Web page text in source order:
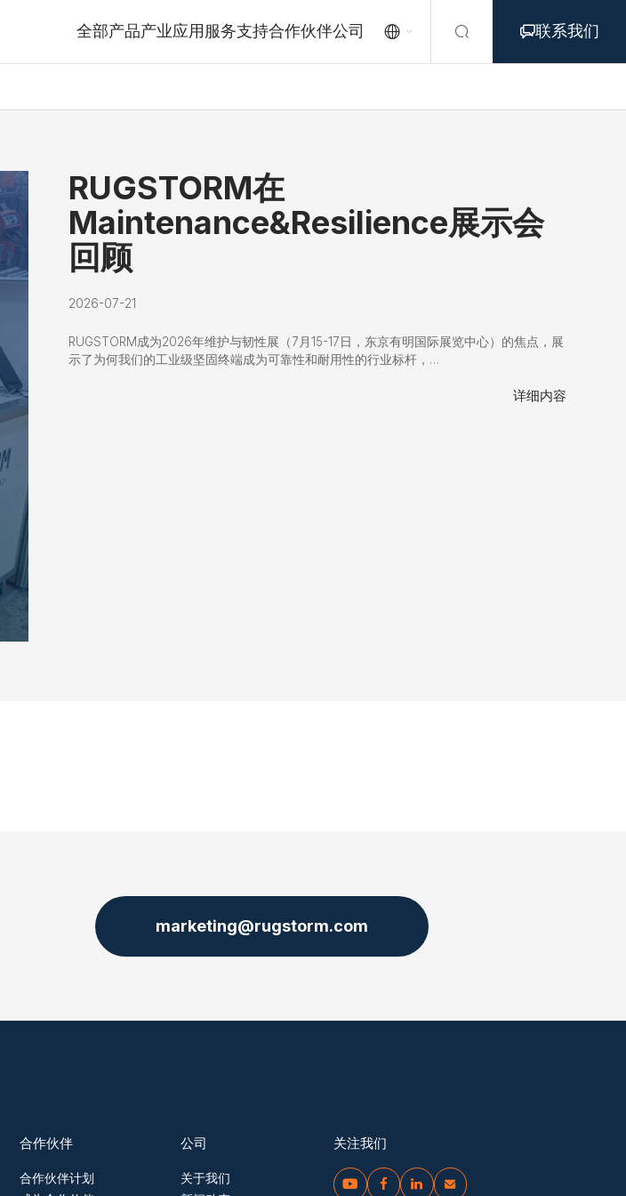
全部产品产业应用 服务支持合作伙伴公司   联系我们
RUGSTORM在
Maintenance&Resilience展示会
回顾
2026-07-21
RUGSTORM成为2026年维护与韧性展（7月15-17日，东京有明国际展览中心）的焦点，展
示了为何我们的工业级坚固终端成为可靠性和耐用性的行业标杆，…
详细内容
marketing@rugstorm.com
合作伙伴
合作伙伴计划
公司
关于我们
关注我们
   